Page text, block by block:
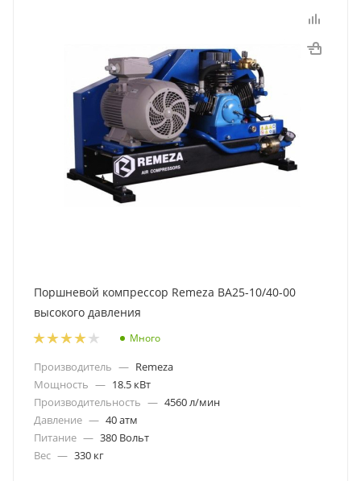
Поршневой компрессор Remeza ВА25-10/40-00
высокого давления
Много
Производитель — Remeza
Мощность — 18.5 кВт
Производительность — 4560 л/мин
Давление — 40 атм
Питание — 380 Вольт
Вес — 330 кг